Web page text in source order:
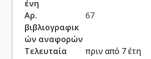
ένη
Αρ.
βιβλιογραφικ
ών αναφορών
67
Τελευταία
πριν από 7 έτη